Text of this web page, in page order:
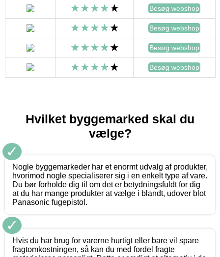
Besøg webshop
Besøg webshop
Besøg webshop
Besøg webshop
Hvilket byggemarked skal du
vælge?
✓
Nogle byggemarkeder har et enormt udvalg af produkter,
hvorimod nogle specialiserer sig i en enkelt type af vare.
Du bør forholde dig til om det er betydningsfuldt for dig
at du har mange produkter at vælge i blandt, udover blot
Panasonic fugepistol.
✓
Hvis du har brug for varerne hurtigt eller bare vil spare
fragtomkostningen, så kan du med fordel fragte